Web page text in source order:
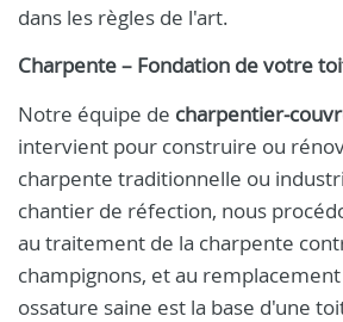
dans les règles de l'art.
Charpente – Fondation de votre
Notre équipe de charpentier-
intervient pour construire ou
charpente traditionnelle ou
chantier de réfection, nous
au traitement de la charpente
champignons, et au
ossature saine est la base d'une